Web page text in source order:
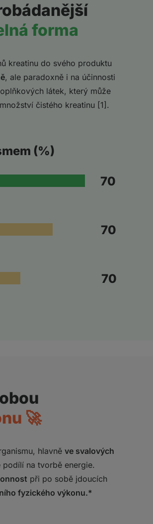
forma
kreatinu do svého produktu
, ale paradoxně i na účinnosti
látek, který může
čistého kreatinu [1].
(%)
99
87
75
🚀
hlavně ve svalových
na tvorbě energie.
při po sobě jdoucích
fyzického výkonu.*